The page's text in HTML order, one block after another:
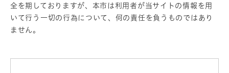
全を期しておりますが、本市は利用者が当サイトの情報を用
いて行う一切の行為について、何の責任を負うものではあり
ません。